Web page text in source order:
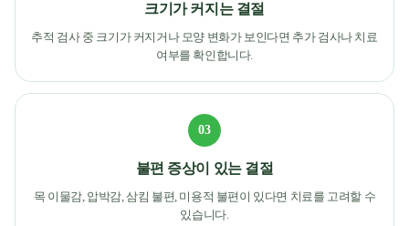
크기가 커지는 결절
추적 검사 중 크기가 커지거나 모양 변화가 보인다면 추가 검사나 치료
여부를 확인합니다.
03
불편 증상이 있는 결절
목 이물감, 압박감, 삼킴 불편, 미용적 불편이 있다면 치료를 고려할 수
있습니다.